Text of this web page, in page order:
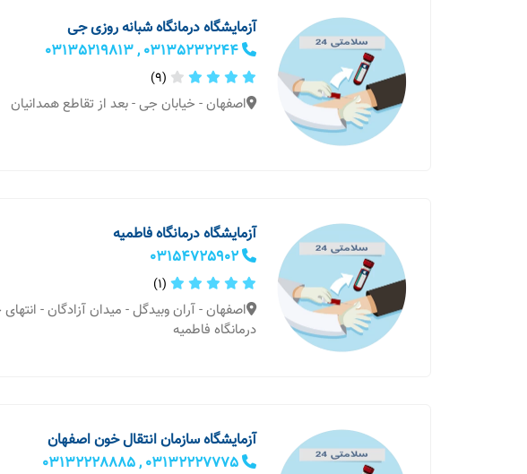
آزمایشگاه درمانگاه شبانه روزی جی
(9)
اصفهان - خیابان جی - بعد از تقاطع همدانیان
آزمایشگاه درمانگاه فاطمیه
(1)
اصفهان - آران وبیدگل - میدان آزادگان - انتهای
درمانگاه فاطمیه
آزمایشگاه سازمان انتقال خون اصفهان